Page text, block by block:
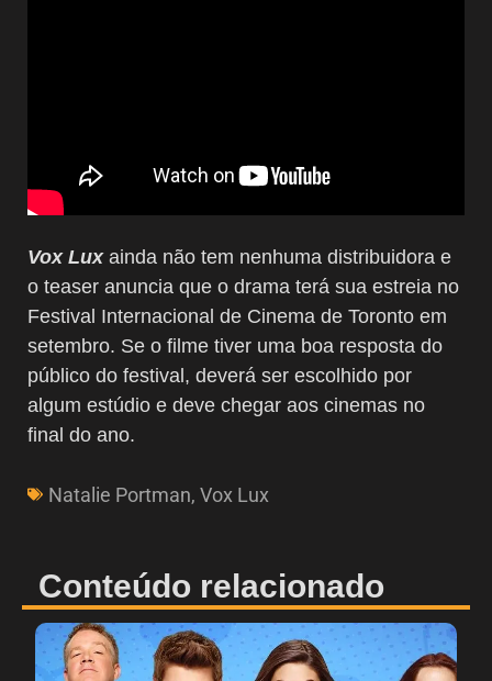
Vox Luxainda não tem nenhuma distribuidora e
o teaser anuncia que o drama terá sua estreia no
Festival Internacional de Cinema de Toronto em
setembro. Se o filme tiver uma boa resposta do
público do festival, deverá ser escolhido por
algum estúdio e deve chegar aos cinemas no
final do ano.
Natalie Portman, Vox Lux
Conteúdo relacionado